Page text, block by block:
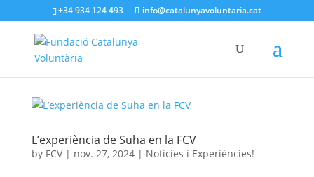
+34 934 124 493 info@catalunyavoluntaria.cat
L’experiència de Suha en la FCV
by FCV| nov. 27, 2024| Noticies i Experiències!